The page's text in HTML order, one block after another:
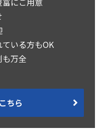
いる方もOK
万全
ちら